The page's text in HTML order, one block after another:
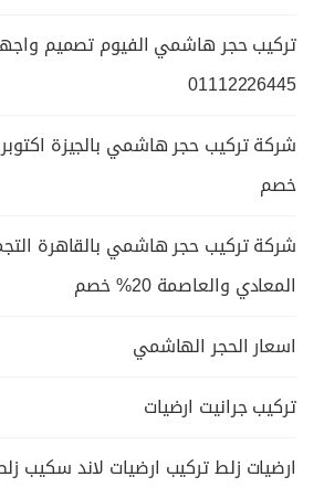
تركيب حجر هاشمي الفيوم تصميم
01112226445
خصم
شركة تركيب حجر هاشمي بالقاهرة
المعادي والعاصمة 20% خصم
اسعار الحجر الهاشمي
تركيب جرانيت ارضيات
ارضيات زلط تركيب ارضيات لاند سكيب